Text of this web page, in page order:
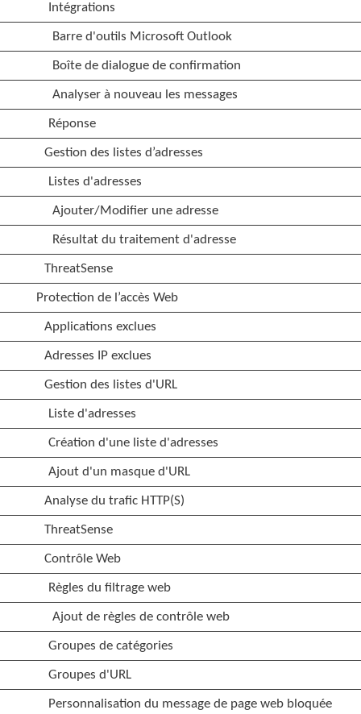
Intégrations
Barre d'outils Microsoft Outlook
Boîte de dialogue de confirmation
Analyser à nouveau les messages
Réponse
Gestion des listes d’adresses
Listes d'adresses
Ajouter/Modifier une adresse
Résultat du traitement d'adresse
ThreatSense
Protection de l’accès Web
Applications exclues
Adresses IP exclues
Gestion des listes d'URL
Liste d'adresses
Création d'une liste d'adresses
Ajout d'un masque d'URL
Analyse du trafic HTTP(S)
ThreatSense
Contrôle Web
Règles du filtrage web
Ajout de règles de contrôle web
Groupes de catégories
Groupes d'URL
Personnalisation du message de page web bloquée